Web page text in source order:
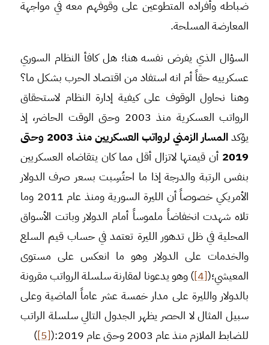
ضباطه وأفراده المتطوعين على وقوفهم معه في مواجهة
المعارضة المسلحة.
السؤال الذي يفرض نفسه هنا؛ هل كافأ النظام السوري
عسكرييه حقاً أم انه استفاد من اقتصاد الحرب بشكل ما؟
وهنا نحاول الوقوف على كيفية إدارة النظام لاستحقاق
الرواتب العسكرية منذ 2003 وحتى الوقت الحاضر، إذ
يؤكد
المسار الزمني لرواتب العسكريين منذ 2003 وحتى
2019 أن قيمتها لاتزال أقل مما كان يتقاضاه العسكريين
بنفس الرتبة والدرجة إذا ما احتُسِبت بسعر صرف الدولار
الأمريكي خصوصاً أن الليرة السورية ومنذ عام 2011 وما
تلاه شهدت انخفاضاً ملموساً أمام الدولار وباتت الأسواق
المحلية في ظل تدهور الليرة تعتمد في حساب قيم السلع
والخدمات على الدولار وهو ما انعكس على مستوى
المعيشي؛([4]
) وهو يدعونا لمقارنة سلسلة الرواتب مقرونة
بالدولار والليرة على مدار خمسة عشر عاماً الماضية وعلى
سبيل المثال لا الحصر يظهر الجدول التالي سلسلة الراتب
للضابط الملازم منذ عام 2003 وحتى عام 2019:(
[5]
)